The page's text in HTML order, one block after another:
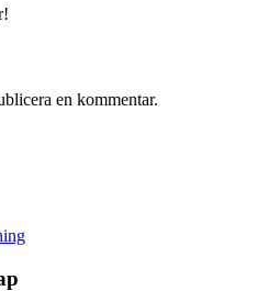
en kommentar.